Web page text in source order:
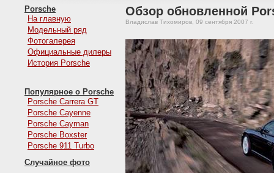
Porsche
На главную
Модельный ряд
Фотогалерея
Официальные дилеры
История Porsche
Популярное о Porsche
Porsche Carrera GT
Porsche Cayenne
Porsche Cayman
Porsche Boxster
Porsche 911 Turbo
Случайное фото
Обзор обновленной
Владислав Тихомиров, 09 сентября 2007 г.